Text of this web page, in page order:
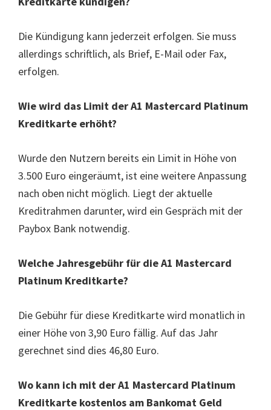
Die Kündigung kann jederzeit erfolgen. Sie muss
allerdings schriftlich, als Brief, E-Mail oder Fax,
erfolgen.
Wie wird das Limit der A1 Mastercard Platinum
Kreditkarte erhöht?
Wurde den Nutzern bereits ein Limit in Höhe von
3.500 Euro eingeräumt, ist eine weitere Anpassung
nach oben nicht möglich. Liegt der aktuelle
Kreditrahmen darunter, wird ein Gespräch mit der
Paybox Bank notwendig.
Welche Jahresgebühr für die A1 Mastercard
Platinum Kreditkarte?
Die Gebühr für diese Kreditkarte wird monatlich in
einer Höhe von 3,90 Euro fällig. Auf das Jahr
gerechnet sind dies 46,80 Euro.
Wo kann ich mit der A1 Mastercard Platinum
Kreditkarte kostenlos am Bankomat Geld